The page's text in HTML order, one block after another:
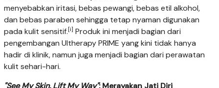
menyebabkan iritasi, bebas pewangi, bebas etil alkohol,
dan bebas paraben sehingga tetap nyaman digunakan
pada kulit sensitif.[i] Produk ini menjadi bagian dari
pengembangan Ultherapy PRIME yang kini tidak hanya
hadir di klinik, namun juga menjadi bagian dari perawatan
kulit sehari-hari.
"See My Skin, Lift My Way": Merayakan Jati Diri